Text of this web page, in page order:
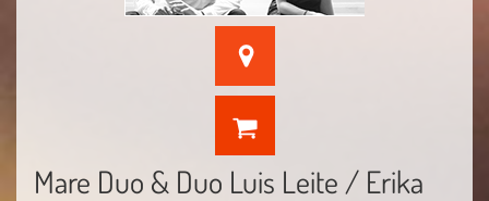
Mare Duo & Duo Luis Leite / Erika